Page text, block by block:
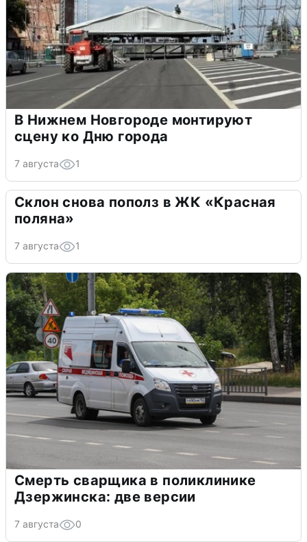
В Нижнем Новгороде монтируют
сцену ко Дню города
7 августа 1
Склон снова пополз в ЖК «Красная
поляна»
7 августа 1
Смерть сварщика в поликлинике
Дзержинска: две версии
7 августа 0